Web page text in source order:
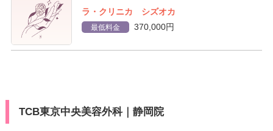
ラ・クリニカ シズオカ
最低料金 370,000円
TCB東京中央美容外科｜静岡院